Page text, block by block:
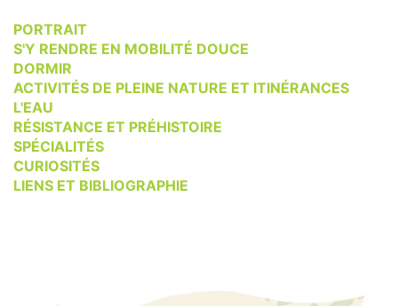
PORTRAIT
S'Y RENDRE EN MOBILITÉ DOUCE
DORMIR
ACTIVITÉS DE PLEINE NATURE ET ITINÉRANCES
L'EAU
RÉSISTANCE ET PRÉHISTOIRE
SPÉCIALITÉS
CURIOSITÉS
LIENS ET BIBLIOGRAPHIE